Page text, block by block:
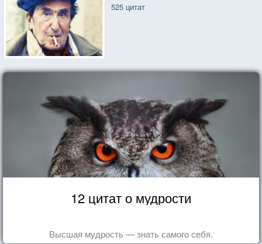
525 цитат
12 цитат о мудрости
Высшая мудрость — знать самого себя.